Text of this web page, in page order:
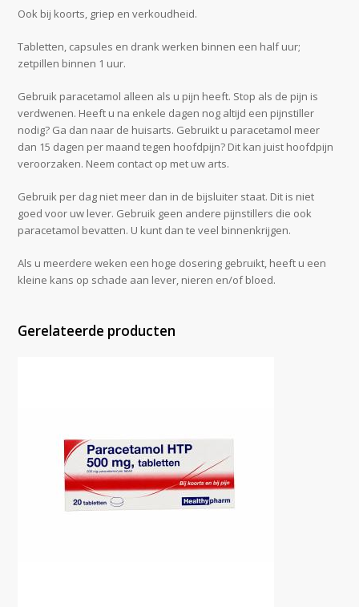
Ook bij koorts, griep en verkoudheid.
Tabletten, capsules en drank werken binnen een half uur;
zetpillen binnen 1 uur.
Gebruik paracetamol alleen als u pijn heeft. Stop als de pijn is
verdwenen. Heeft u na enkele dagen nog altijd een pijnstiller
nodig? Ga dan naar de huisarts. Gebruikt u paracetamol meer
dan 15 dagen per maand tegen hoofdpijn? Dit kan juist hoofdpijn
veroorzaken. Neem contact op met uw arts.
Gebruik per dag niet meer dan in de bijsluiter staat. Dit is niet
goed voor uw lever. Gebruik geen andere pijnstillers die ook
paracetamol bevatten. U kunt dan te veel binnenkrijgen.
Als u meerdere weken een hoge dosering gebruikt, heeft u een
kleine kans op schade aan lever, nieren en/of bloed.
Gerelateerde producten